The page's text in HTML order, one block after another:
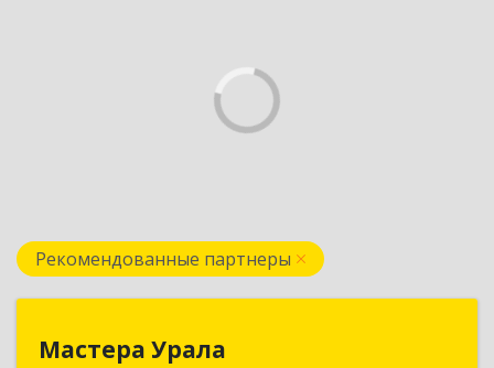
Рекомендованные партнеры
Мастера Урала